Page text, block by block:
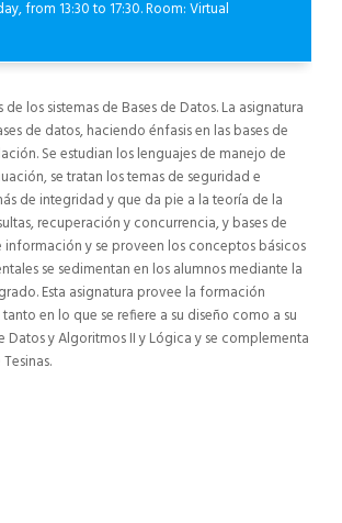
from 13:30 to 17:30. Room: Virtual
los sistemas de Bases de Datos. La asignatura
de datos, haciendo énfasis en las bases de
Se estudian los lenguajes de manejo de
se tratan los temas de seguridad e
de integridad y que da pie a la teoría de la
recuperación y concurrencia, y bases de
información y se proveen los conceptos básicos
se sedimentan en los alumnos mediante la
Esta asignatura provee la formación
en lo que se refiere a su diseño como a su
y Algoritmos II y Lógica y se complementa